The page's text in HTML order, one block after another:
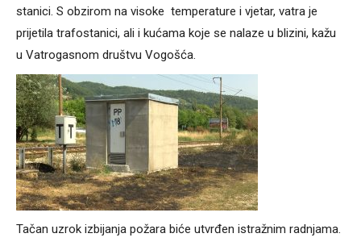
stanici. S obzirom na visoke temperature i vjetar, vatra je
prijetila trafostanici, ali i kućama koje se nalaze u blizini, kažu
u Vatrogasnom društvu Vogošća.
Tačan uzrok izbijanja požara biće utvrđen istražnim radnjama.